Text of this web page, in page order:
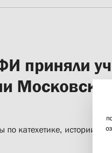
приняли
по катехетике, истории